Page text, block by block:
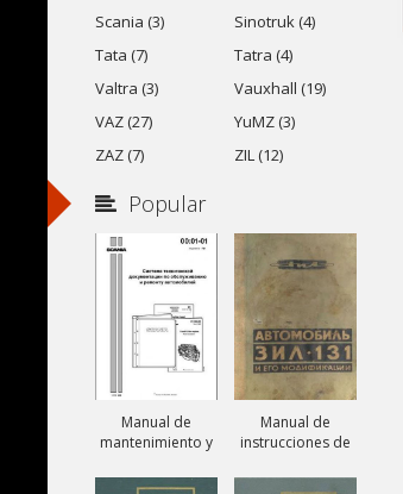
Scania (3)
Sinotruk (4)
Tata (7)
Tatra (4)
Valtra (3)
Vauxhall (19)
VAZ (27)
YuMZ (3)
ZAZ (7)
ZIL (12)
Popular
Manual de
mantenimiento y
camiones Scania
Manual de
instrucciones de
ZIL-131A y ZIL-